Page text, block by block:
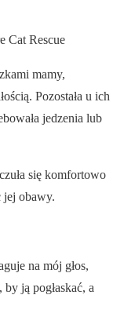
Cat Rescue
mamy,
Pozostała u ich
jedzenia lub
się komfortowo
jej obawy.
na mój głos,
ją pogłaskać, a